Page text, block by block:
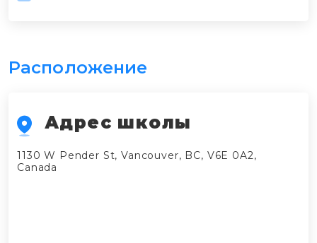
Расположение
Адрес школы
1130 W Pender St, Vancouver, BC, V6E 0A2,
Canada